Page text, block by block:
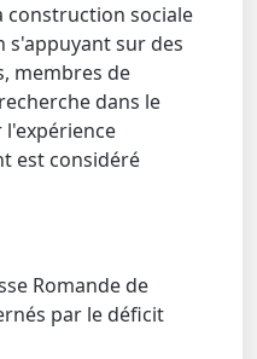
construction sociale
s'appuyant sur des
membres de
dans le
est considéré
Romande de
par le déficit